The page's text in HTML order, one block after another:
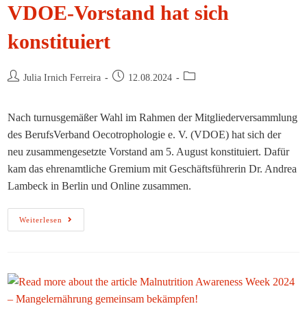
VDOE-Vorstand hat sich
konstituiert
Beitrags-
Julia Irnich Ferreira
Beitrag12.08.2024
Beitrags-
Nach turnusgemäßer Wahl im Rahmen der Mitgliederversammlung
des BerufsVerband Oecotrophologie e. V. (VDOE) hat sich der
neu zusammengesetzte Vorstand am 5. August konstituiert. Dafür
kam das ehrenamtliche Gremium mit Geschäftsführerin Dr. Andrea
Lambeck in Berlin und Online zusammen.
Weiterlesen
VDOE-
Vorstand